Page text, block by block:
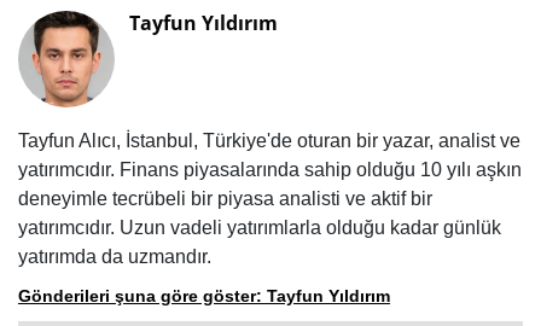
Tayfun Yıldırım
Tayfun Alıcı, İstanbul, Türkiye'de oturan bir yazar, analist ve
yatırımcıdır. Finans piyasalarında sahip olduğu 10 yılı aşkın
deneyimle tecrübeli bir piyasa analisti ve aktif bir
yatırımcıdır. Uzun vadeli yatırımlarla olduğu kadar günlük
yatırımda da uzmandır.
Gönderileri şuna göre göster: Tayfun Yıldırım